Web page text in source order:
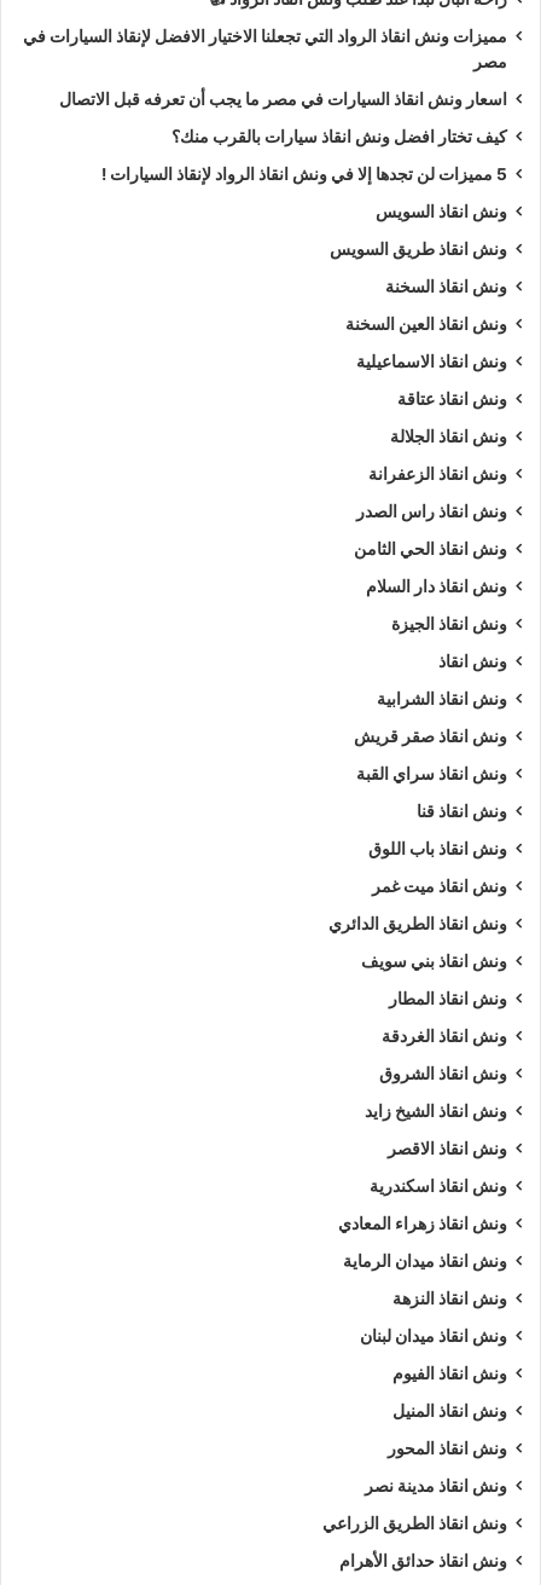
مميزات ونش انقاذ الرواد التي تجعلنا الاختيار الافضل لإنقاذ السيارات في
مصر
اسعار ونش انقاذ السيارات في مصر ما يجب أن تعرفه قبل الاتصال
كيف تختار افضل ونش انقاذ سيارات بالقرب منك؟
5 مميزات لن تجدها إلا في ونش انقاذ الرواد لإنقاذ السيارات !
ونش انقاذ السويس
ونش انقاذ طريق السويس
ونش انقاذ السخنة
ونش انقاذ العين السخنة
ونش انقاذ الاسماعيلية
ونش انقاذ عتاقة
ونش انقاذ الجلالة
ونش انقاذ الزعفرانة
ونش انقاذ راس الصدر
ونش انقاذ الحي الثامن
ونش انقاذ دار السلام
ونش انقاذ الجيزة
ونش انقاذ
ونش انقاذ الشرابية
ونش انقاذ صقر قريش
ونش انقاذ سراي القبة
ونش انقاذ قنا
ونش انقاذ باب اللوق
ونش انقاذ ميت غمر
ونش انقاذ الطريق الدائري
ونش انقاذ بني سويف
ونش انقاذ المطار
ونش انقاذ الغردقة
ونش انقاذ الشروق
ونش انقاذ الشيخ زايد
ونش انقاذ الاقصر
ونش انقاذ اسكندرية
ونش انقاذ زهراء المعادي
ونش انقاذ ميدان الرماية
ونش انقاذ النزهة
ونش انقاذ ميدان لبنان
ونش انقاذ الفيوم
ونش انقاذ المنيل
ونش انقاذ المحور
ونش انقاذ مدينة نصر
ونش انقاذ الطريق الزراعي
ونش انقاذ حدائق الأهرام